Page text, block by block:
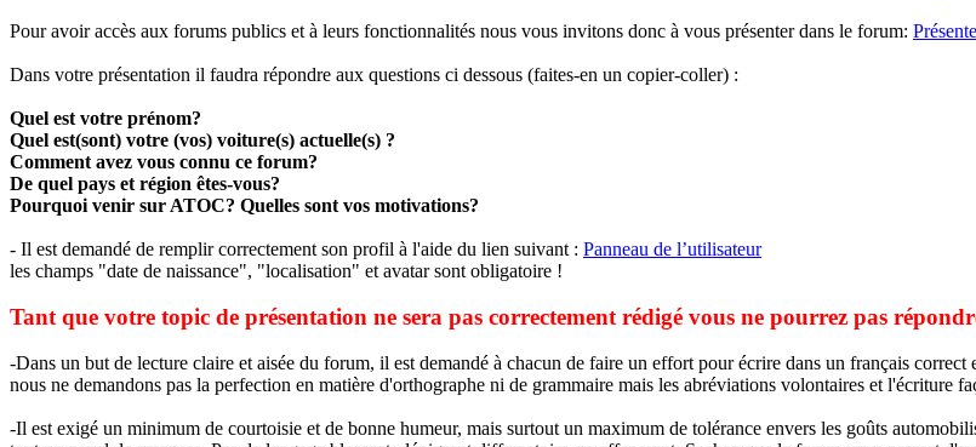
Pour avoir accès aux forums publics et à leurs fonctionnalités nous vous invitons donc à vous présenter dans le forum:
Dans votre présentation il faudra répondre aux questions ci dessous (faites-en un copier-coller) :
Quel est votre prénom?
Quel est(sont) votre (vos) voiture(s) actuelle(s) ?
Comment avez vous connu ce forum?
De quel pays et région êtes-vous?
Pourquoi venir sur ATOC? Quelles sont vos motivations?
- Il est demandé de remplir correctement son profil à l'aide du lien suivant : Panneau de l’utilisateur
les champs "date de naissance", "localisation" et avatar sont obligatoire !
Tant que votre topic de présentation ne sera pas correctement rédigé vous ne pourrez pas
-Dans un but de lecture claire et aisée du forum, il est demandé à chacun de faire un effort pour écrire dans un français
nous ne demandons pas la perfection en matière d'orthographe ni de grammaire mais les abréviations volontaires et l'écriture
-Il est exigé un minimum de courtoisie et de bonne humeur, mais surtout un maximum de tolérance envers les goûts